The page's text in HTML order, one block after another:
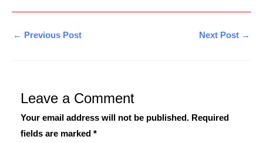
← Previous Post Next Post →
Leave a Comment
Your email address will not be published. Required
fields are marked *